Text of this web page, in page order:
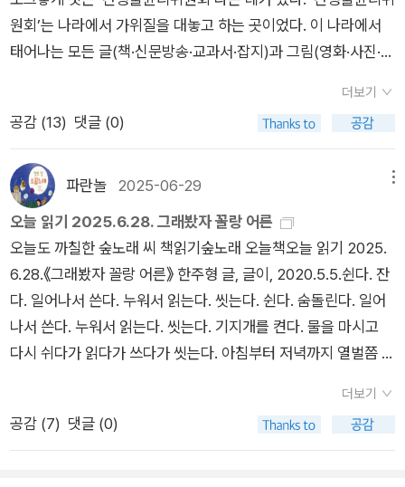
원회’는 나라에서 가위질을 대놓고 하는 곳이었다. 이 나라에서
태어나는 모든 글(책·신문방송·교과서·잡지)과 그림(영화·사진·영
필’을 받아야 했다. 박정희·전두환·노태우·김영삼은 ‘검정필·심의
필 가위질’을 신나게 휘둘렀다. 김대중 무렵에도 이들 가위질은
가위질’이 조금 수그러들었다. 정태춘·박은옥 씨는 ‘검정필·심의
필 가위질’을 받지 않겠다는 뜻으로 ‘무단음반’을 한참 내놓았고,
서태지 씨가 ‘검정필·심의필 가위질’을 받느니 “음반을 안 내겠
다”고 외친 뒤로 하루아침에 “음반 검정필·심의필 가위질”은 자
취를 감추었다. 어떤 목소리이든 홀가분하게 낼 수 있어야 들꽃
누리(민주국가)이다. 외곬로 길들이거나 물들일 적에는 사슬나라
(독재정치)가 판치게 마련이다. 여태 ‘검정필·심의필 가위질’을
치워내려고 기나긴날에 걸쳐 숱한 사람이 땀흘렸고 피흘렸다. 그
런데 어찌된 셈인지, 나라가 거꾸로 돌아간다. ‘입틀막법(2026.
7.7.허위조작정보 근절법)’이 태어나고야 만다. 그야말로 ‘입틀
더보기
공감 (13) 댓글 (0)
파란놀 2025-06-29
오늘 읽기 2025.6.28. 그래봤자 꼴랑 어른
오늘도 까칠한 숲노래 씨 책읽기숲노래 오늘책오늘 읽기 2025.
6.28.《그래봤자 꼴랑 어른》 한주형 글, 글이, 2020.5.5.쉰다. 잔
다. 일어나서 쓴다. 누워서 읽는다. 씻는다. 쉰다. 숨돌린다. 일어
나서 쓴다. 누워서 읽는다. 씻는다. 기지개를 켠다. 물을 마시고
다시 쉬다가 읽다가 쓰다가 씻는다. 아침부터 저녁까지 열벌쯤 씻
살기에 그냥 땀을 흘리고, 땀에 젖으면 씻고서 쉰다. 여름에는 자
주 씻고 쉬면서 다시 볕받이를 할 적에 누구나 튼튼하다. 《그래봤
더보기
공감 (7) 댓글 (0)